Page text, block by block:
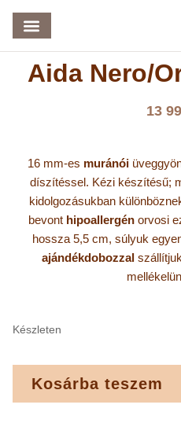
KEZDŐLAP / AIDA
Aida Nero/
13
16 mm-es muránói
díszítéssel. Kézi készítésű;
kidolgozásukban
bevont hipoallergén orvosi
hossza 5,5 cm, súlyuk
ajándékdobozzal
Készleten
Kosárba teszem